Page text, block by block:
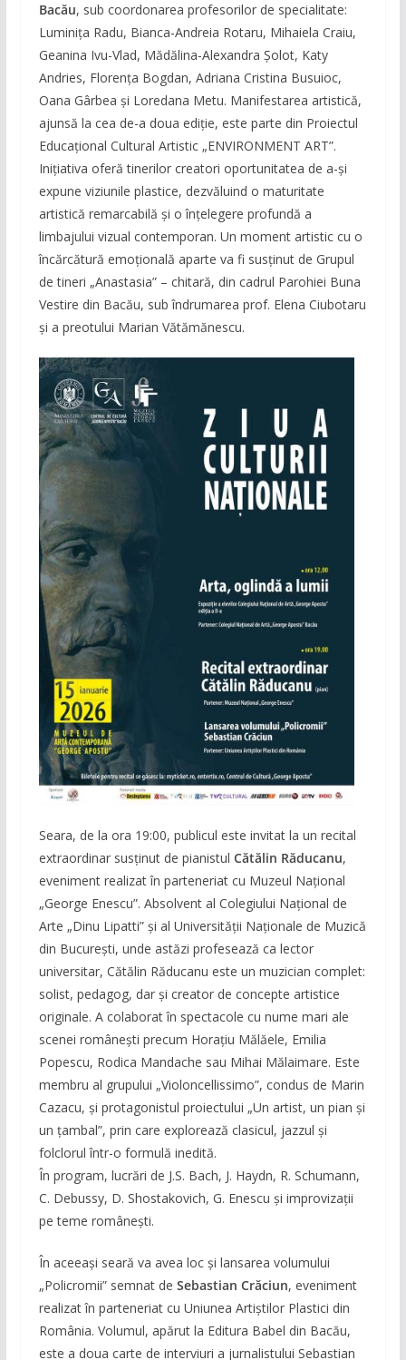
Bacău, sub coordonarea profesorilor de specialitate:
Luminița Radu, Bianca-Andreia Rotaru, Mihaiela Craiu,
Geanina Ivu-Vlad, Mădălina-Alexandra Șolot, Katy
Andries, Florența Bogdan, Adriana Cristina Busuioc,
Oana Gârbea și Loredana Metu. Manifestarea artistică,
ajunsă la cea de-a doua ediție, este parte din Proiectul
Educațional Cultural Artistic „ENVIRONMENT ART”.
Inițiativa oferă tinerilor creatori oportunitatea de a-și
expune viziunile plastice, dezvăluind o maturitate
artistică remarcabilă și o înțelegere profundă a
limbajului vizual contemporan. Un moment artistic cu o
încărcătură emoțională aparte va fi susținut de Grupul
de tineri „Anastasia” – chitară, din cadrul Parohiei Buna
Vestire din Bacău, sub îndrumarea prof. Elena Ciubotaru
și a preotului Marian Vătămănescu.
Seara, de la ora 19:00, publicul este invitat la un recital
extraordinar susținut de pianistul Cătălin Răducanu,
eveniment realizat în parteneriat cu Muzeul Național
„George Enescu”. Absolvent al Colegiului Național de
Arte „Dinu Lipatti” și al Universității Naționale de Muzică
din București, unde astăzi profesează ca lector
universitar, Cătălin Răducanu este un muzician complet:
solist, pedagog, dar și creator de concepte artistice
originale. A colaborat în spectacole cu nume mari ale
scenei românești precum Horațiu Mălăele, Emilia
Popescu, Rodica Mandache sau Mihai Mălaimare. Este
membru al grupului „Violoncellissimo”, condus de Marin
Cazacu, și protagonistul proiectului „Un artist, un pian și
un țambal”, prin care explorează clasicul, jazzul și
folclorul într-o formulă inedită.
În program, lucrări de J.S. Bach, J. Haydn, R. Schumann,
C. Debussy, D. Shostakovich, G. Enescu și improvizații
pe teme românești.
În aceeași seară va avea loc și lansarea volumului
„Policromii” semnat de Sebastian Crăciun, eveniment
realizat în parteneriat cu Uniunea Artiștilor Plastici din
România. Volumul, apărut la Editura Babel din Bacău,
este a doua carte de interviuri a jurnalistului Sebastian